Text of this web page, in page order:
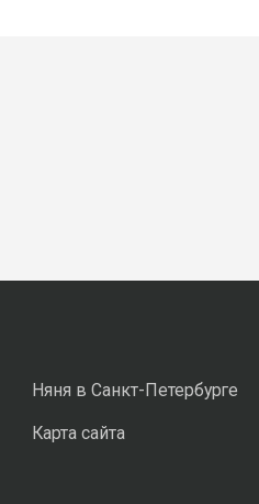
Няня в Санкт-Петербурге
Карта сайта